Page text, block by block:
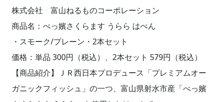
株式会社 富山ねるものコーポレーション
商品名：べっ嬪さくらます うらら はべん
・スモーク/プレーン・2本セット
価格：単品 300円（税込）、2本セット 579円（税込）
【商品紹介】ＪＲ西日本プロデュース「プレミアムオー
ガニックフィッシュ」の一つ、富山県射水市産「べっ嬪